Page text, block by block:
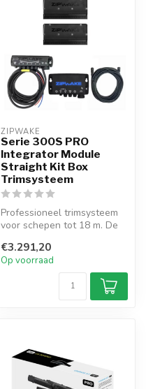
ZIPWAKE
Serie 300S PRO
Integrator Module
Straight Kit Box
Trimsysteem
Professioneel trimsysteem
voor schepen tot 18 m. De
Integrator ...
€3.291,20
Op voorraad